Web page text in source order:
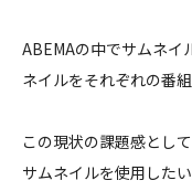
ABEMAの中でサムネイ
ネイルをそれぞれの番
この現状の課題感とし
サムネイルを使用した